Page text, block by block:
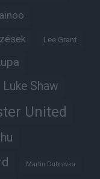
Lee Grant
Luke Shaw
United
Martin Dubravka